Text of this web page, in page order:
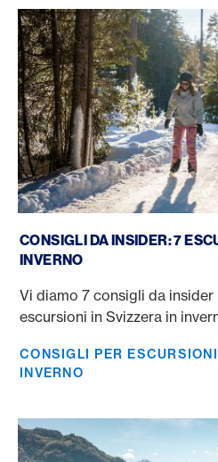
CONSIGLI DA INSIDER: 7
INVERNO
Vi diamo 7 consigli da
escursioni in Svizzera in
CONSIGLI PER
INVERNO